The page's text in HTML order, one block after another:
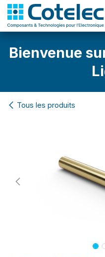
Bienvenue
Tous les produits